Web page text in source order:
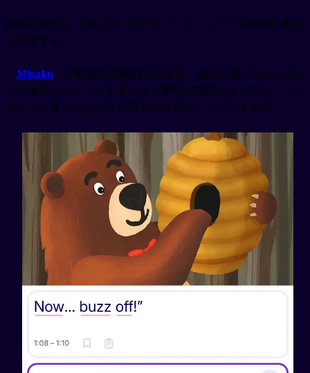
実際の発音と一緒に学べるので、リスニング力も同時に鍛え
られます💫
Migaku 」の動画学習機能を使えば、動画を観てわからなか
った単語をクリックするだけで意味が確認できるので、コン
テンツを楽しみながら英語力が自然にアップします💯